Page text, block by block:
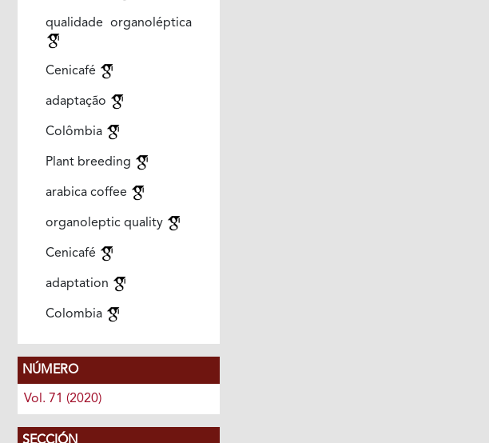
qualidade organoléptica
Cenicafé
adaptação
Colômbia
Plant breeding
arabica coffee
organoleptic quality
Cenicafé
adaptation
Colombia
NÚMERO
Vol. 71 (2020)
SECCIÓN